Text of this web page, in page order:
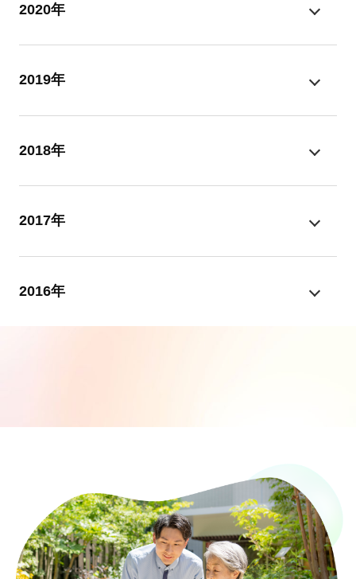
2020年
2019年
2018年
2017年
2016年